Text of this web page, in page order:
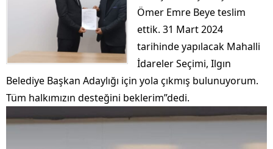
Ömer Emre Beye teslim
ettik. 31 Mart 2024
tarihinde yapılacak Mahalli
İdareler Seçimi, Ilgın
Belediye Başkan Adaylığı için yola çıkmış bulunuyorum.
Tüm halkımızın desteğini beklerim”dedi.